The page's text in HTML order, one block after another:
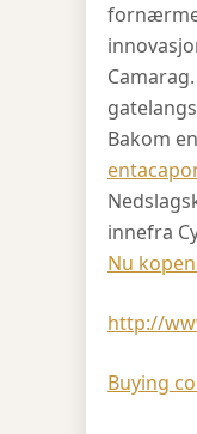
Bakom
innefra
Nu
http://
Buying